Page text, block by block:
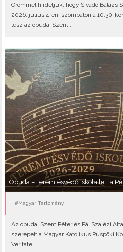
Örömmel hirdetjük, hogy Sivadó Balázs
2026. július 4-én, szombaton a 10.30-
lesz az óbudai Szent..
Óbuda – Teremtésvédő iskola lett a
#Magyar Tartomány
Az óbudai Szent Péter és Pál Szalézi
szerepelt a Magyar Katolikus Püspöki
Veritate..